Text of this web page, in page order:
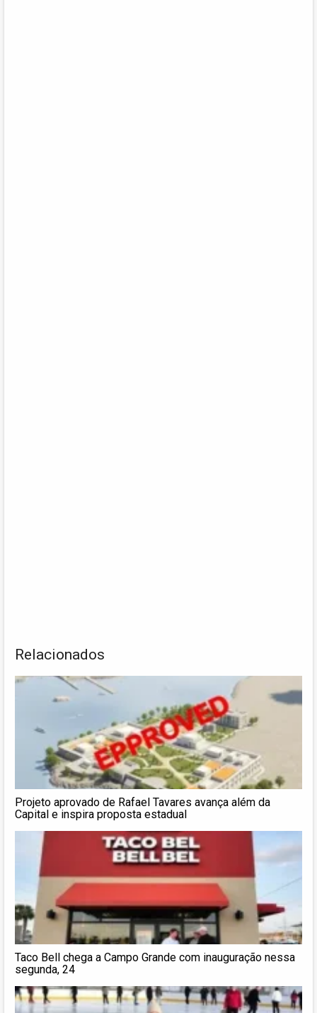
Relacionados
Projeto aprovado de Rafael Tavares avança além da
Capital e inspira proposta estadual
Taco Bell chega a Campo Grande com inauguração nessa
segunda, 24